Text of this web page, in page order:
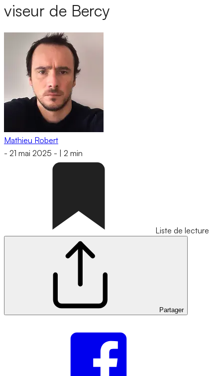
viseur de Bercy
Mathieu Robert
- 21 mai 2025 - 2 min
Liste de lecture
Partager